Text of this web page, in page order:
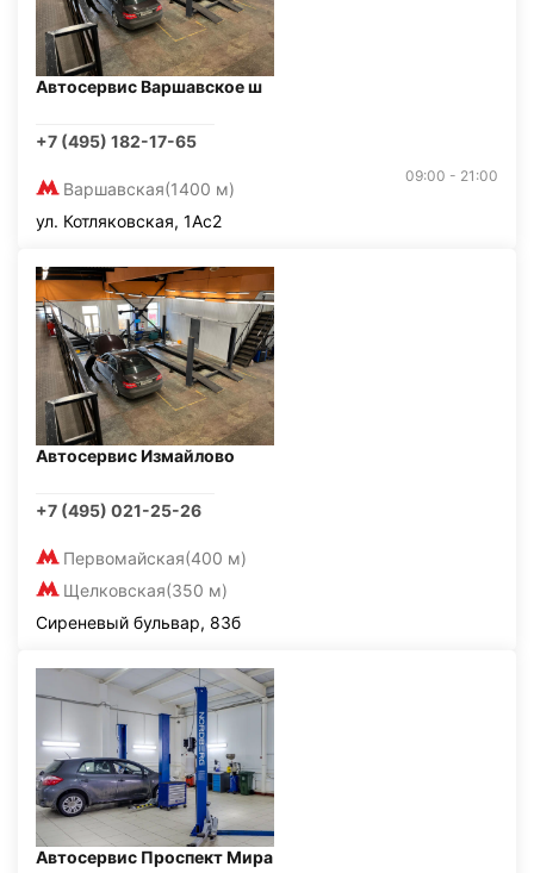
Автосервис Варшавское ш
+7 (495) 182-17-65
Варшавская(1400 м)
09:00 - 21:00
ул. Котляковская, 1Ас2
Автосервис Измайлово
+7 (495) 021-25-26
Первомайская(400 м)
Щелковская(350 м)
Сиреневый бульвар, 83б
Автосервис Проспект Мира